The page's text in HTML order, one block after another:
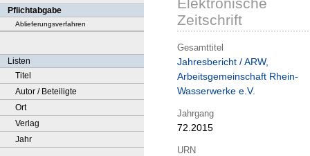
Pflichtabgabe
Ablieferungsverfahren
Listen
Titel
Autor / Beteiligte
Ort
Verlag
Jahr
Elektronische
Zeitschrift
Gesamttitel
Jahresbericht / ARW,
Arbeitsgemeinschaft Rhein-
Wasserwerke e.V.
Jahrgang
72.2015
URN